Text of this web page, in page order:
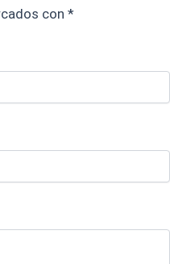
con *